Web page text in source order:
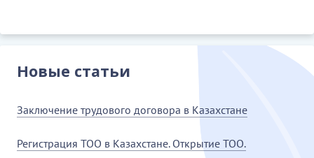
Новые статьи
Заключение трудового договора в Казахстане
Регистрация ТОО в Казахстане. Открытие ТОО.